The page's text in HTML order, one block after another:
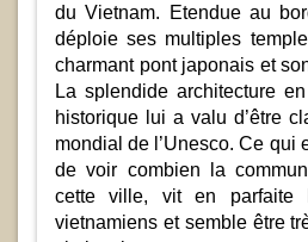
du Vietnam. Etendue au
déploie ses multiples
charmant pont japonais et
La splendide architecture
historique lui a valu d’être
mondial de l’Unesco. Ce qui
de voir combien la
cette ville, vit en parfaite
vietnamiens et semble être